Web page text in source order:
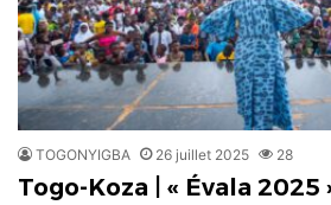
TOGONYIGBA 26 juillet 2025 28
Togo-Koza | « Évala 2025